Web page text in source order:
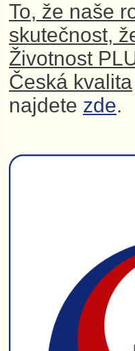
To, že naše
skutečnost,
Životnost
Česká kvalita
najdete zde.